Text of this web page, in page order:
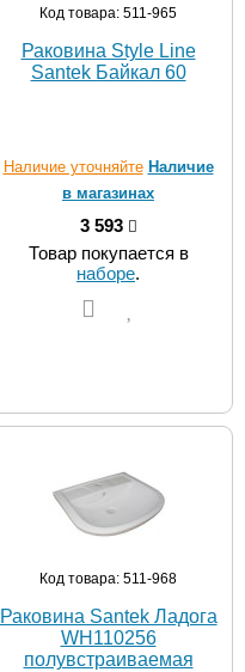
Код товара: 511-965
Раковина Style Line
Santek Байкал 60
Наличие уточняйте Наличие
в магазинах
3 593
Товар покупается в
наборе.
Код товара: 511-968
Раковина Santek Ладога
WH110256
полувстраиваемая